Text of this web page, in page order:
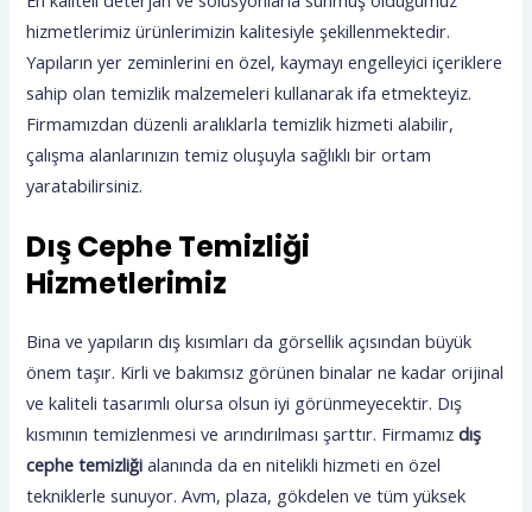
hizmetlerimiz ürünlerimizin kalitesiyle şekillenmektedir.
Yapıların yer zeminlerini en özel, kaymayı engelleyici içeriklere
sahip olan temizlik malzemeleri kullanarak ifa etmekteyiz.
Firmamızdan düzenli aralıklarla temizlik hizmeti alabilir,
çalışma alanlarınızın temiz oluşuyla sağlıklı bir ortam
yaratabilirsiniz.
Dış Cephe Temizliği
Hizmetlerimiz
Bina ve yapıların dış kısımları da görsellik açısından büyük
önem taşır. Kirli ve bakımsız görünen binalar ne kadar orijinal
ve kaliteli tasarımlı olursa olsun iyi görünmeyecektir. Dış
kısmının temizlenmesi ve arındırılması şarttır. Firmamızdış
cephe temizliğialanında da en nitelikli hizmeti en özel
tekniklerle sunuyor. Avm, plaza, gökdelen ve tüm yüksek